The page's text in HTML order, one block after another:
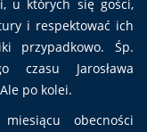
u których się gości,
i respektować ich
przypadkowo. Śp.
czasu Jarosława
po kolei.
obecności